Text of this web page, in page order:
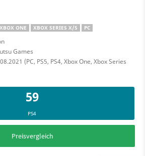
XBOX ONE XBOX SERIES X/S PC
Games
(PC, PS5, PS4, Xbox One, Xbox Series
59
PS4
Preisvergleich